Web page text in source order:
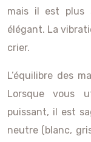
mais il est plus
élégant. La
crier.
L’équilibre des
Lorsque vous
puissant, il est
neutre (blanc,